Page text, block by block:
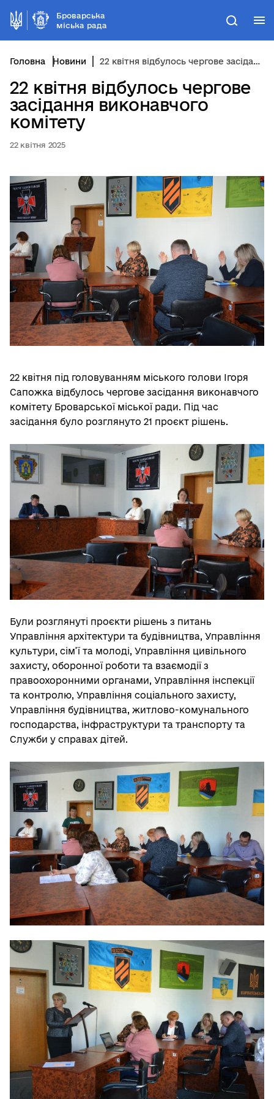
Броварська
міська рада
Пошук
Головна Новини 22 квітня відбулось чергове засідання виконавчого комітету
22 квітня відбулось чергове
засідання виконавчого
комітету
22 квітня 2025
22 квітня під головуванням міського голови Ігоря
Сапожка відбулось чергове засідання виконавчого
комітету Броварської міської ради. Під час
засідання було розглянуто 21 проєкт рішень.
Були розглянуті проєкти рішень з питань
Управління архітектури та будівництва, Управління
культури, сім’ї та молоді, Управління цивільного
захисту, оборонної роботи та взаємодії з
правоохоронними органами, Управління інспекції
та контролю, Управління соціального захисту,
Управління будівництва, житлово-комунального
господарства, інфраструктури та транспорту та
Служби у справах дітей.